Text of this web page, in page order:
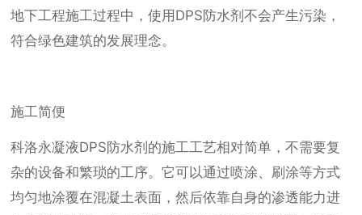
地下工程施工过程中，使用DPS防水剂不会产生污染，
符合绿色建筑的发展理念。
施工简便
科洛永凝液DPS防水剂的施工工艺相对简单，不需要复
杂的设备和繁琐的工序。它可以通过喷涂、刷涂等方式
均匀地涂覆在混凝土表面，然后依靠自身的渗透能力进